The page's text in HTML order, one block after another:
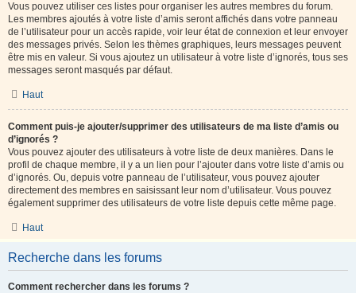
Vous pouvez utiliser ces listes pour organiser les autres membres du forum.
Les membres ajoutés à votre liste d’amis seront affichés dans votre panneau
de l’utilisateur pour un accès rapide, voir leur état de connexion et leur envoyer
des messages privés. Selon les thèmes graphiques, leurs messages peuvent
être mis en valeur. Si vous ajoutez un utilisateur à votre liste d’ignorés, tous ses
messages seront masqués par défaut.
Haut
Comment puis-je ajouter/supprimer des utilisateurs de ma liste d’amis ou
d’ignorés ?
Vous pouvez ajouter des utilisateurs à votre liste de deux manières. Dans le
profil de chaque membre, il y a un lien pour l’ajouter dans votre liste d’amis ou
d’ignorés. Ou, depuis votre panneau de l’utilisateur, vous pouvez ajouter
directement des membres en saisissant leur nom d’utilisateur. Vous pouvez
également supprimer des utilisateurs de votre liste depuis cette même page.
Haut
Recherche dans les forums
Comment rechercher dans les forums ?